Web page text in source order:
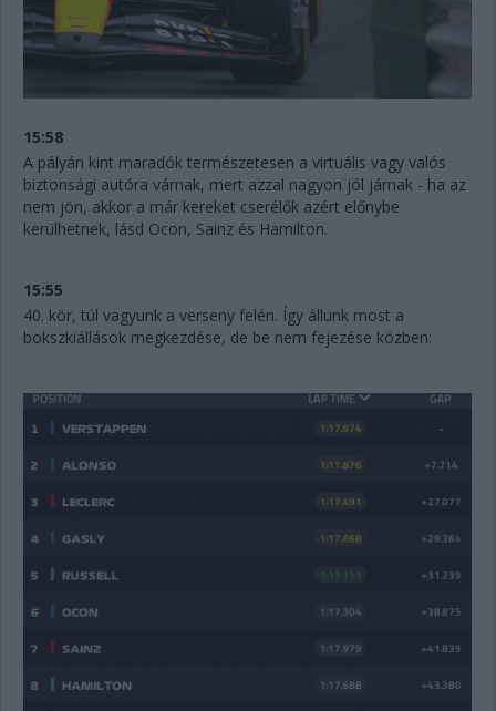
15:58
A pályán kint maradók természetesen a virtuális vagy valós
biztonsági autóra várnak, mert azzal nagyon jól járnak - ha az
nem jön, akkor a már kereket cserélők azért előnybe
kerülhetnek, lásd Ocon, Sainz és Hamilton.
15:55
40. kör, túl vagyunk a verseny felén. Így állunk most a
bokszkiállások megkezdése, de be nem fejezése közben: